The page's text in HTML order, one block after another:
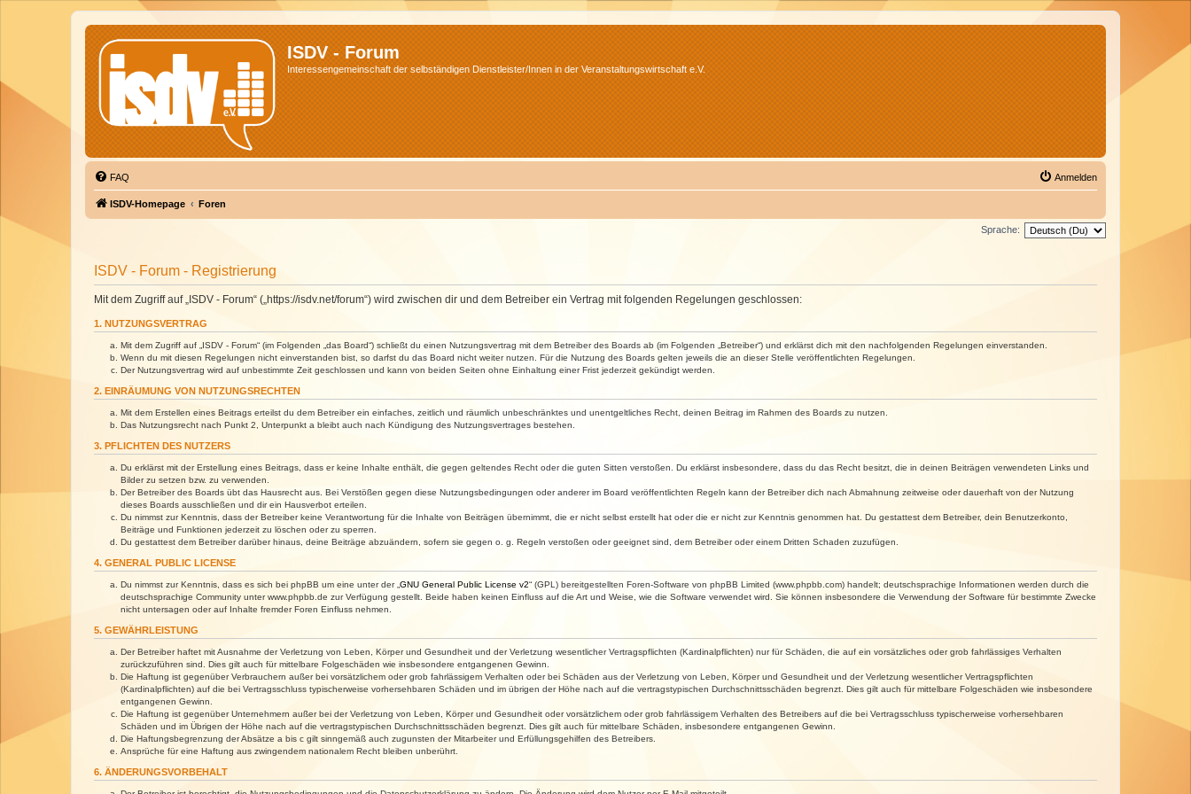
ISDV - Forum
Interessengemeinschaft der selbständigen Dienstleister/Innen in der Veranstaltungswirtschaft e.V.
FAQ Anmelden
ISDV-Homepage Foren
Sprache:
ISDV - Forum - Registrierung
Mit dem Zugriff auf „ISDV - Forum“ („https://isdv.net/forum“) wird zwischen dir und dem Betreiber ein Vertrag mit folgenden Regelungen geschlossen:
1. NUTZUNGSVERTRAG
Mit dem Zugriff auf „ISDV - Forum“ (im Folgenden „das Board“) schließt du einen Nutzungsvertrag mit dem Betreiber des Boards ab (im Folgenden „Betreiber“) und erklärst dich mit den nachfolgenden Regelungen einverstanden.
Wenn du mit diesen Regelungen nicht einverstanden bist, so darfst du das Board nicht weiter nutzen. Für die Nutzung des Boards gelten jeweils die an dieser Stelle veröffentlichten Regelungen.
Der Nutzungsvertrag wird auf unbestimmte Zeit geschlossen und kann von beiden Seiten ohne Einhaltung einer Frist jederzeit gekündigt werden.
2. EINRÄUMUNG VON NUTZUNGSRECHTEN
Mit dem Erstellen eines Beitrags erteilst du dem Betreiber ein einfaches, zeitlich und räumlich unbeschränktes und unentgeltliches Recht, deinen Beitrag im Rahmen des Boards zu nutzen.
Das Nutzungsrecht nach Punkt 2, Unterpunkt a bleibt auch nach Kündigung des Nutzungsvertrages bestehen.
3. PFLICHTEN DES NUTZERS
Du erklärst mit der Erstellung eines Beitrags, dass er keine Inhalte enthält, die gegen geltendes Recht oder die guten Sitten verstoßen. Du erklärst insbesondere, dass du das Recht besitzt, die in deinen Beiträgen verwendeten Links und
Bilder zu setzen bzw. zu verwenden.
Der Betreiber des Boards übt das Hausrecht aus. Bei Verstößen gegen diese Nutzungsbedingungen oder anderer im Board veröffentlichten Regeln kann der Betreiber dich nach Abmahnung zeitweise oder dauerhaft von der Nutzung
dieses Boards ausschließen und dir ein Hausverbot erteilen.
Du nimmst zur Kenntnis, dass der Betreiber keine Verantwortung für die Inhalte von Beiträgen übernimmt, die er nicht selbst erstellt hat oder die er nicht zur Kenntnis genommen hat. Du gestattest dem Betreiber, dein Benutzerkonto,
Beiträge und Funktionen jederzeit zu löschen oder zu sperren.
Du gestattest dem Betreiber darüber hinaus, deine Beiträge abzuändern, sofern sie gegen o. g. Regeln verstoßen oder geeignet sind, dem Betreiber oder einem Dritten Schaden zuzufügen.
4. GENERAL PUBLIC LICENSE
Du nimmst zur Kenntnis, dass es sich bei phpBB um eine unter der „ GNU General Public License v2“ (GPL) bereitgestellten Foren-Software von phpBB Limited (www.phpbb.com) handelt; deutschsprachige Informationen werden durch die
deutschsprachige Community unter www.phpbb.de zur Verfügung gestellt. Beide haben keinen Einfluss auf die Art und Weise, wie die Software verwendet wird. Sie können insbesondere die Verwendung der Software für bestimmte Zwecke
nicht untersagen oder auf Inhalte fremder Foren Einfluss nehmen.
5. GEWÄHRLEISTUNG
Der Betreiber haftet mit Ausnahme der Verletzung von Leben, Körper und Gesundheit und der Verletzung wesentlicher Vertragspflichten (Kardinalpflichten) nur für Schäden, die auf ein vorsätzliches oder grob fahrlässiges Verhalten
zurückzuführen sind. Dies gilt auch für mittelbare Folgeschäden wie insbesondere entgangenen Gewinn.
Die Haftung ist gegenüber Verbrauchern außer bei vorsätzlichem oder grob fahrlässigem Verhalten oder bei Schäden aus der Verletzung von Leben, Körper und Gesundheit und der Verletzung wesentlicher Vertragspflichten
(Kardinalpflichten) auf die bei Vertragsschluss typischerweise vorhersehbaren Schäden und im übrigen der Höhe nach auf die vertragstypischen Durchschnittsschäden begrenzt. Dies gilt auch für mittelbare Folgeschäden wie insbesondere
entgangenen Gewinn.
Die Haftung ist gegenüber Unternehmern außer bei der Verletzung von Leben, Körper und Gesundheit oder vorsätzlichem oder grob fahrlässigem Verhalten des Betreibers auf die bei Vertragsschluss typischerweise vorhersehbaren
Schäden und im Übrigen der Höhe nach auf die vertragstypischen Durchschnittsschäden begrenzt. Dies gilt auch für mittelbare Schäden, insbesondere entgangenen Gewinn.
Die Haftungsbegrenzung der Absätze a bis c gilt sinngemäß auch zugunsten der Mitarbeiter und Erfüllungsgehilfen des Betreibers.
Ansprüche für eine Haftung aus zwingendem nationalem Recht bleiben unberührt.
6. ÄNDERUNGSVORBEHALT